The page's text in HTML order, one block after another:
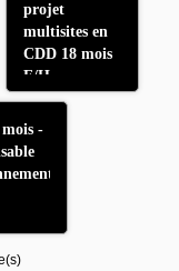
projet
multisites en
CDD 18 mois
F/H
-